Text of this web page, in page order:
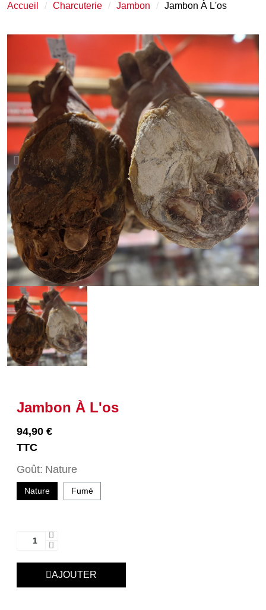
Accueil Charcuterie Jambon Jambon À L'os
Jambon À L'os
94,90 €
TTC
Goût Nature
Nature Fumé
AJOUTER